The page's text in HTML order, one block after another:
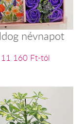
névnapot
11 160 Ft-tól